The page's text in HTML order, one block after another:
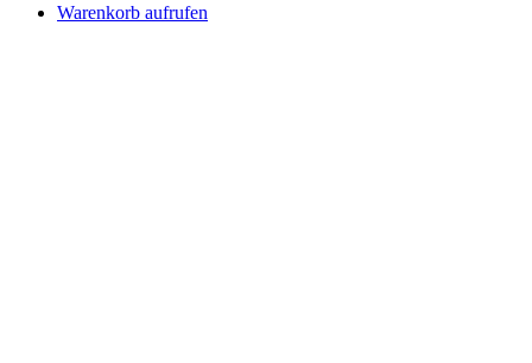
Warenkorb aufrufen